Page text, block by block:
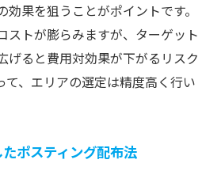
効果を狙うことがポイントです。
ストが膨らみますが、ターゲット
げると費用対効果が下がるリスク
て、エリアの選定は精度高く行い
ポスティング配布法